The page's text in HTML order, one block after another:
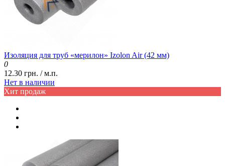
Изоляция для труб «мерилон» Izolon Air (42 мм)
0
12.30 грн. / м.п.
Нет в наличии
Хит продаж